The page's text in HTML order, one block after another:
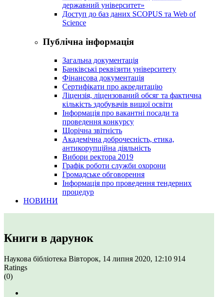
державний університет»
Доступ до баз даних SCOPUS та Web of
Science
Публічна інформація
Загальна документація
Банківські реквізити університету
Фінансова документація
Сертифікати про акредитацію
Ліцензія, ліцензований обсяг та фактична
кількість здобувачів вищої освіти
Інформація про вакантні посади та
проведення конкурсу
Щорічна звітність
Академічна доброчесність, етика,
антикорупційна діяльність
Вибори ректора 2019
Графік роботи служби охорони
Громадське обговорення
Інформація про проведення тендерних
процедур
НОВИНИ
Книги в дарунок
Наукова бібліотека Вівторок, 14 липня 2020, 12:10 914
Ratings
(0)